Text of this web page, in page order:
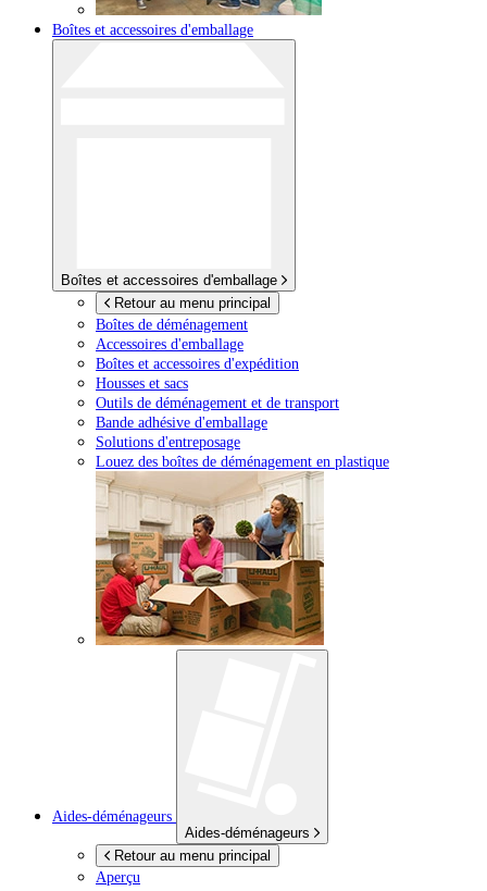
Boîtes et accessoires d'emballage
Boîtes et accessoires d'emballage
Retour au menu principal
Boîtes de déménagement
Accessoires d'emballage
Boîtes et accessoires d'expédition
Housses et sacs
Outils de déménagement et de transport
Bande adhésive d'emballage
Solutions d'entreposage
Louez des boîtes de déménagement en plastique
Aides-déménageurs
Aides-déménageurs
Retour au menu principal
Aperçu